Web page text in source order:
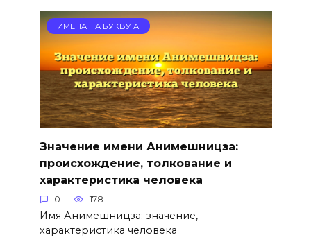
ИМЕНА НА БУКВУ А
Значение имени Анимешницза:
происхождение, толкование и
характеристика человека
0 178
Имя Анимешницза: значение,
характеристика человека